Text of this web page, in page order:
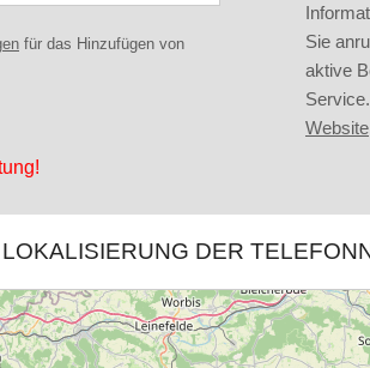
für das Hinzufügen von
Sie
aktive
Service.
Website
DER